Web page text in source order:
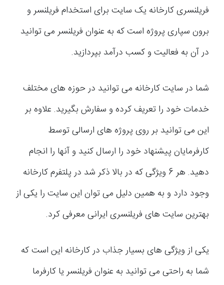
فریلنسری کارخانه یک سایت برای استخدام فریلنسر و
برون سپاری پروژه است که به عنوان فریلنسر می توانید
در آن به فعالیت و کسب درآمد بپردازید.
شما در سایت کارخانه می توانید در حوزه های مختلف
خدمات خود را تعریف کرده و سفارش بگیرید. علاوه بر
این می توانید بر روی پروژه های ارسالی توسط
کارفرمایان پیشنهاد خود را ارسال کنید و آنها را انجام
دهید. هر 6 ویژگی که در بالا ذکر شد در پلتفرم کارخانه
وجود دارد و به همین دلیل می توان این سایت را یکی از
بهترین سایت های فریلنسری ایرانی معرفی کرد.
یکی از ویژگی های بسیار جذاب در کارخانه این است که
شما به راحتی می توانید به عنوان فریلنسر یا کارفرما